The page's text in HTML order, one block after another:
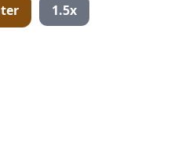
1.5x